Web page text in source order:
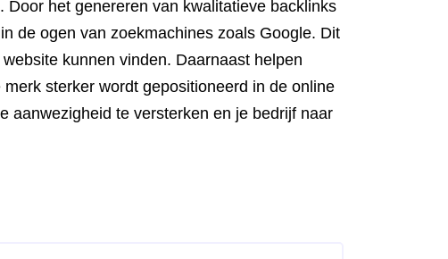
het genereren van kwalitatieve backlinks
de ogen van zoekmachines zoals Google. Dit
kunnen vinden. Daarnaast helpen
sterker wordt gepositioneerd in de online
aanwezigheid te versterken en je bedrijf naar